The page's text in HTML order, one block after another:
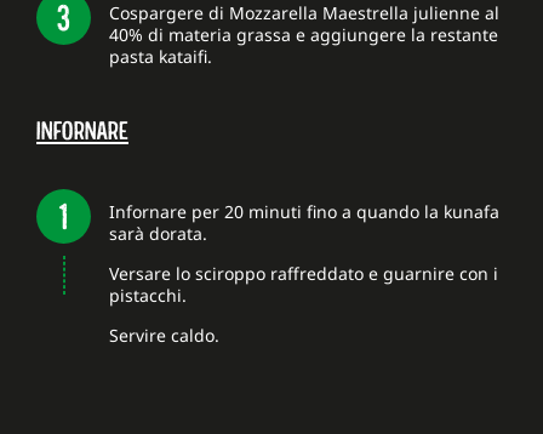
Cospargere di Mozzarella Maestrella julienne al
40% di materia grassa e aggiungere la restante
pasta kataifi.
INFORNARE
Infornare per 20 minuti fino a quando la kunafa
sarà dorata.
Versare lo sciroppo raffreddato e guarnire con i
pistacchi.
Servire caldo.